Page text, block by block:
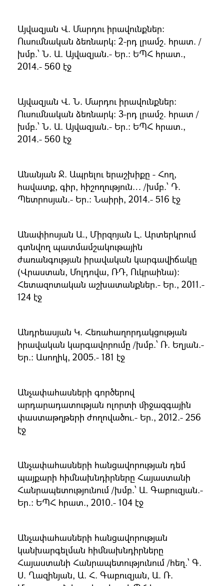
Այվազյան Վ. Մարդու իրավունքներ։
Ուսումնական ձեռնարկ։ 2-րդ լրամշ. հրատ. /
խմբ.՝ Ն. Ա. Այվազյան.- Եր.։ ԵՊՀ հրատ.,
2014.- 560 էջ
Այվազյան Վ. Ն. Մարդու իրավունքներ:
Ուսումնական ձեռնարկ: 3-րդ լրամշ. հրատ /
խմբ.՝ Ն. Ա. Այվազյան.- Եր.: ԵՊՀ հրատ.,
2014.- 560 էջ
Անանյան Ջ. Ապրելու երաշխիքը - Հող,
հավատք, գիր, հիշողություն… /խմբ.՝ Դ.
Պետրոսյան.- Եր.։ Նաիրի, 2014.- 516 էջ
Անափիոսյան Ա., Միրզոյան Լ. Արտերկրում
գտնվող պատմամշակութային
ժառանգության իրավական կարգավիճակը
(Վրաստան, Մոլդովա, ՌԴ, Ուկրաինա)։
Հետազոտական աշխատանքներ.- Եր., 2011.-
124 էջ
Անդրեասյան Կ. Հեռահաղորդակցության
իրավական կարգավորումը /խմբ.՝ Ռ. Եղյան.-
Եր.։ Ասողիկ, 2005.- 181 էջ
Անչափահասների գործերով
արդարադատության ոլորտի միջազգային
փաստաթղթերի ժողովածու.- Եր., 2012.- 256
էջ
Անչափահասների հանցավորության դեմ
պայքարի հիմնախնդիրները Հայաստանի
Հանրապետությունում /խմբ.՝ Ա. Գաբուզյան.-
Եր.։ ԵՊՀ հրատ., 2010.- 104 էջ
Անչափահասների հանցավորության
կանխարգելման հիմնախնդիրները
Հայաստանի Հանրապետությունում /հեղ.՝ Գ.
Ս. Ղազինյան, Ա. Հ. Գաբուզյան, Ա. Ռ.